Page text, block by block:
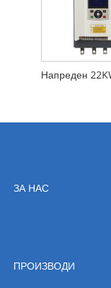
ЗА НАС
ПРОИЗВОДИ